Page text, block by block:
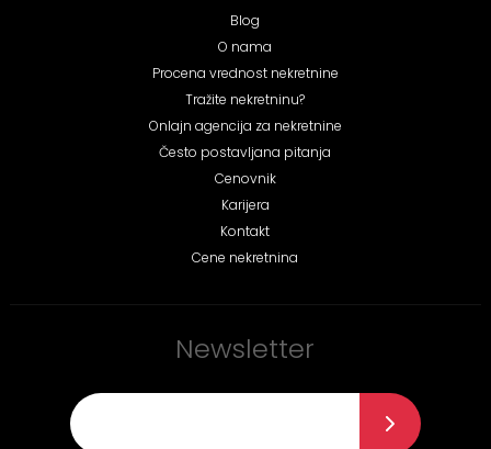
Blog
O nama
Procena vrednost nekretnine
Tražite nekretninu?
Onlajn agencija za nekretnine
Često postavljana pitanja
Cenovnik
Karijera
Kontakt
Cene nekretnina
Newsletter